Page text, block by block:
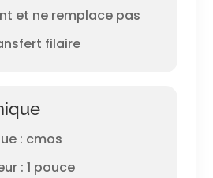
et ne remplace pas
filaire
: cmos
: 1 pouce